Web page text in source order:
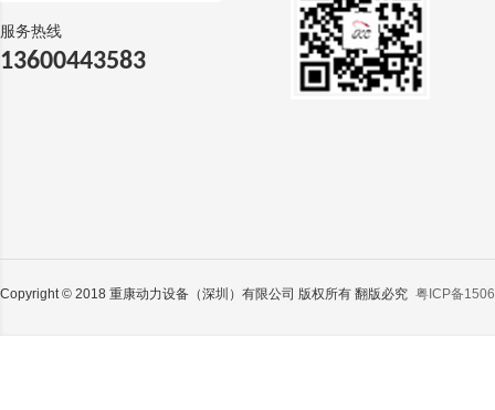
服务热线
13600443583
Copyright © 2018 重康动力设备（深圳）有限公司 版权所有 翻版必究 粤ICP备